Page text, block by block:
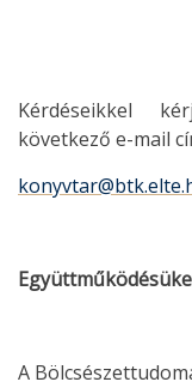
Kérdéseikkel
következő e-mail
A